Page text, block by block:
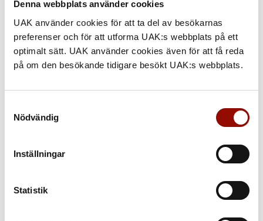
Denna webbplats använder cookies
UAK använder cookies för att ta del av besökarnas
preferenser och för att utforma UAK:s webbplats på ett
optimalt sätt. UAK använder cookies även för att få reda
på om den besökande tidigare besökt UAK:s webbplats.
Nödvändig
Inställningar
Statistik
192. NILS KREUGER
200.000 - 300.000 SEK
210.000 SEK